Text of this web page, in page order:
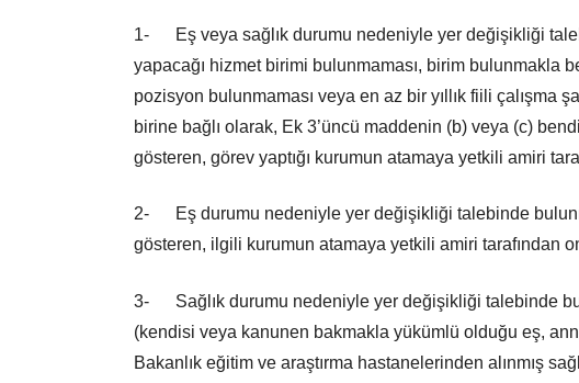
1- Eş veya sağlık durumu nedeniyle yer değişikliği
yapacağı hizmet birimi bulunmaması, birim bulunmakla
pozisyon bulunmaması veya en az bir yıllık fiili çalışma
birine bağlı olarak, Ek 3’üncü maddenin (b) veya (c)
gösteren, görev yaptığı kurumun atamaya yetkili amiri
2- Eş durumu nedeniyle yer değişikliği talebinde
gösteren, ilgili kurumun atamaya yetkili amiri tarafından
3- Sağlık durumu nedeniyle yer değişikliği talebinde
(kendisi veya kanunen bakmakla yükümlü olduğu eş,
Bakanlık eğitim ve araştırma hastanelerinden alınmış